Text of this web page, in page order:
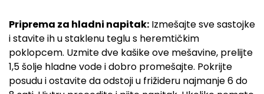
Priprema za hladni napitak: Izmešajte sve sastojke
i stavite ih u staklenu teglu s heremtičkim
poklopcem. Uzmite dve kašike ove mešavine, prelijte
1,5 šolje hladne vode i dobro promešajte. Pokrijte
posudu i ostavite da odstoji u frižideru najmanje 6 do